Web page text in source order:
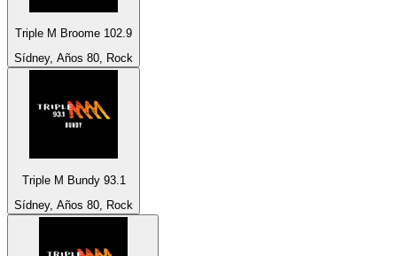
Triple M Broome 102.9
Sídney, Años 80, Rock
Triple M Bundy 93.1
Sídney, Años 80, Rock